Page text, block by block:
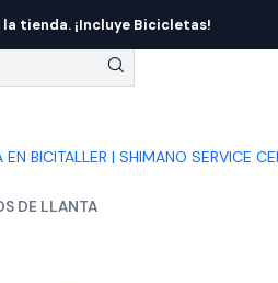
EN BICITALLER | SHIMANO SERVICE
la tienda. ¡Incluye Bicicletas!
DE LLANTA